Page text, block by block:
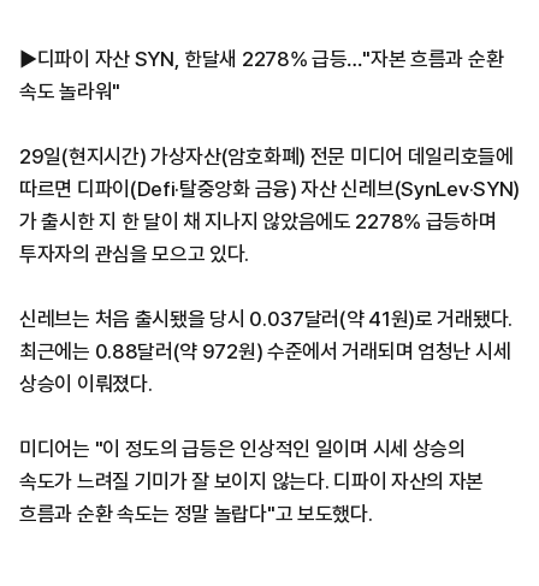
▶디파이 자산 SYN, 한달새 2278% 급등…"자본 흐름과 순환
속도 놀라워"
29일(현지시간) 가상자산(암호화폐) 전문 미디어 데일리호들에
따르면 디파이(Defi·탈중앙화 금융) 자산 신레브(SynLev·SYN)
가 출시한 지 한 달이 채 지나지 않았음에도 2278% 급등하며
투자자의 관심을 모으고 있다.
신레브는 처음 출시됐을 당시 0.037달러(약 41원)로 거래됐다.
최근에는 0.88달러(약 972원) 수준에서 거래되며 엄청난 시세
상승이 이뤄졌다.
미디어는 "이 정도의 급등은 인상적인 일이며 시세 상승의
속도가 느려질 기미가 잘 보이지 않는다. 디파이 자산의 자본
흐름과 순환 속도는 정말 놀랍다"고 보도했다.